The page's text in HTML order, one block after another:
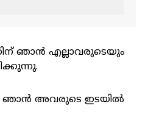
ഞാൻ എല്ലാവരുടെയും
ഞാൻ അവരുടെ ഇടയിൽ